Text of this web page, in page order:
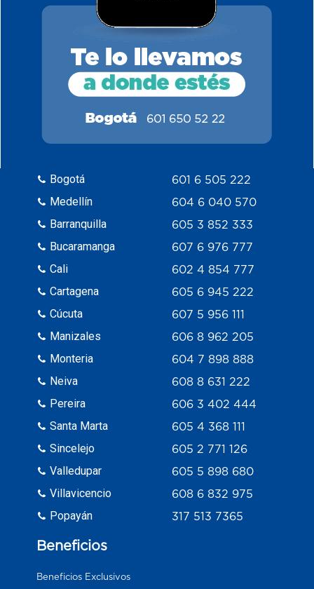
Bogotá
Medellín
Barranquilla
Bucaramanga
Cali
Cartagena
Cúcuta
Manizales
Monteria
Neiva
Pereira
Santa Marta
Sincelejo
Valledupar
Villavicencio
Popayán
601 6 505 222
604 6 040 570
605 3 852 333
607 6 976 777
602 4 854 777
605 6 945 222
607 5 956 111
606 8 962 205
604 7 898 888
608 8 631 222
606 3 402 444
605 4 368 111
605 2 771 126
605 5 898 680
608 6 832 975
317 513 7365
Beneficios
Beneficios Exclusivos